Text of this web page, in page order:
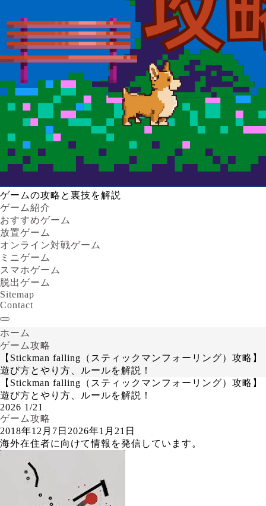
ゲームの攻略と裏技を解説
ゲーム紹介
おすすめゲーム
放置ゲーム
オンライン対戦ゲーム
ミニゲーム
スマホゲーム
脱出ゲーム
Sitemap
Contact
ホーム
ゲーム攻略
【Stickman falling（スティックマンフォーリング）攻略】
遊び方とやり方、ルールを解説！
【Stickman falling（スティックマンフォーリング）攻略】
遊び方とやり方、ルールを解説！
2026 1/21
ゲーム攻略
2018年12月7日 2026年1月21日
海外在住者に向けて情報を発信しています。